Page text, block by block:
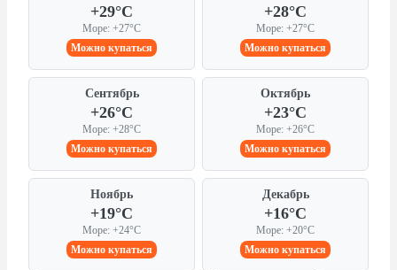
+29°C
Море: +27°C
Можно купаться
+28°C
Море: +27°C
Можно купаться
Сентябрь
+26°C
Море: +28°C
Можно купаться
Октябрь
+23°C
Море: +26°C
Можно купаться
Ноябрь
+19°C
Море: +24°C
Можно купаться
Декабрь
+16°C
Море: +20°C
Можно купаться